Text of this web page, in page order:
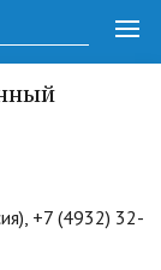
+7 (4932) 32-